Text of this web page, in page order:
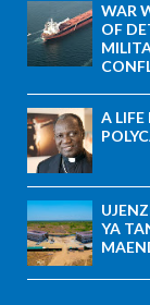
WAR
OF
A LIFE
YA